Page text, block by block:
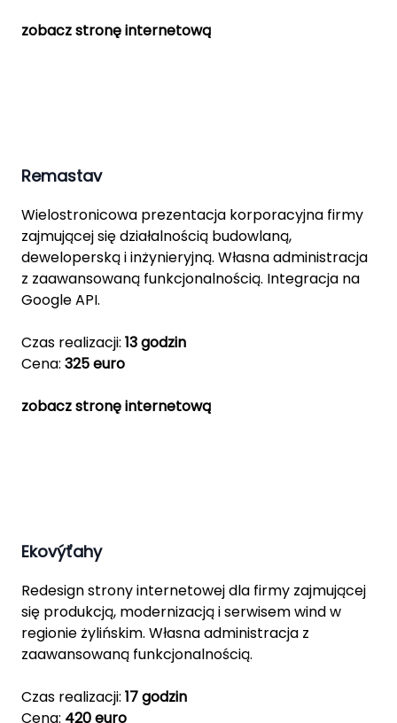
zobacz stronę internetową
Remastav
Wielostronicowa prezentacja korporacyjna firmy
zajmującej się działalnością budowlaną,
deweloperską i inżynieryjną. Własna administracja
z zaawansowaną funkcjonalnością. Integracja na
Google API.
Czas realizacji: 13 godzin
Cena: 325 euro
zobacz stronę internetową
Ekovýťahy
Redesign strony internetowej dla firmy zajmującej
się produkcją, modernizacją i serwisem wind w
regionie żylińskim. Własna administracja z
zaawansowaną funkcjonalnością.
Czas realizacji: 17 godzin
Cena: 420 euro